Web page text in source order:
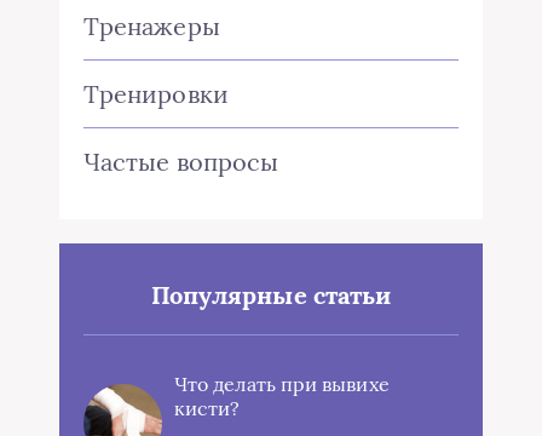
Тренажеры
Тренировки
Частые вопросы
Популярные статьи
Что делать при вывихе
кисти?